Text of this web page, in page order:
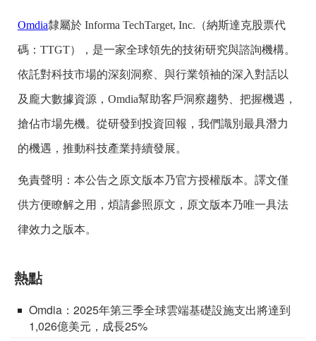
Omdia隸屬於 Informa TechTarget, Inc.（納斯達克股票代
碼：TTGT），是一家全球領先的技術研究與諮詢機構。
依託對科技市場的深刻洞察、與行業領袖的深入對話以
及龐大數據資源，Omdia幫助客戶洞察趨勢、把握機遇，
搶佔市場先機。從研發到投資回報，我們識別最具潛力
的機遇，推動科技產業持續發展。
免責聲明：本公告之原文版本乃官方授權版本。譯文僅
供方便瞭解之用，煩請參照原文，原文版本乃唯一具法
律效力之版本。
熱點
Omdia：2025年第三季全球雲端基礎設施支出將達到
1,026億美元，成長25%